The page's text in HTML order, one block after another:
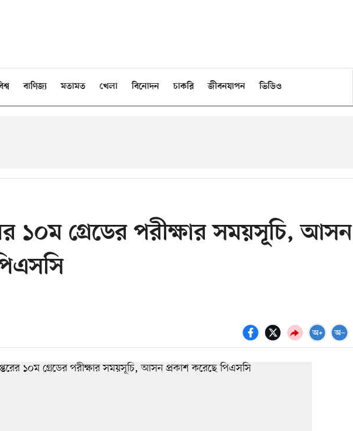
বাণিজ্য মতামত খেলা বিনোদন চাকরি জীবনযাপন ভিডিও
১০ম গ্রেডের পরীক্ষার সময়সূচি, আসন